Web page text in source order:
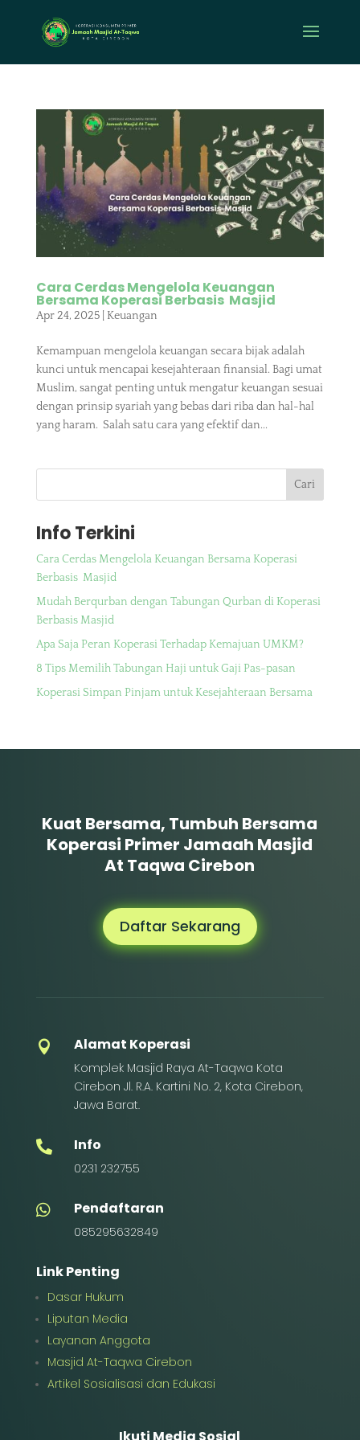
Cara Cerdas Mengelola Keuangan
Bersama Koperasi Berbasis Masjid
Apr 24, 2025| Keuangan
Kemampuan mengelola keuangan secara bijak adalah
kunci untuk mencapai kesejahteraan finansial. Bagi umat
Muslim, sangat penting untuk mengatur keuangan sesuai
dengan prinsip syariah yang bebas dari riba dan hal-hal
yang haram. Salah satu cara yang efektif dan...
Cari
Info Terkini
Cara Cerdas Mengelola Keuangan Bersama Koperasi
Berbasis Masjid
Mudah Berqurban dengan Tabungan Qurban di Koperasi
Berbasis Masjid
Apa Saja Peran Koperasi Terhadap Kemajuan UMKM?
8 Tips Memilih Tabungan Haji untuk Gaji Pas-pasan
Koperasi Simpan Pinjam untuk Kesejahteraan Bersama
Kuat Bersama, Tumbuh Bersama
Koperasi Primer Jamaah Masjid
At Taqwa Cirebon
Daftar Sekarang
 Alamat Koperasi
Komplek Masjid Raya At-Taqwa Kota
Cirebon Jl. R.A. Kartini No. 2, Kota Cirebon,
Jawa Barat.
 Info
0231 232755
 Pendaftaran
085295632849
Link Penting
Dasar Hukum
Liputan Media
Layanan Anggota
Masjid At-Taqwa Cirebon
Artikel Sosialisasi dan Edukasi